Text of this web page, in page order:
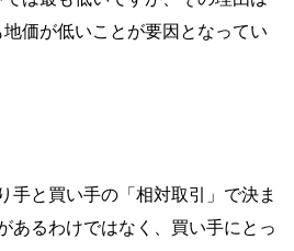
価が低いことが要因となってい
手と買い手の「相対取引」で決ま
あるわけではなく、買い手にとっ